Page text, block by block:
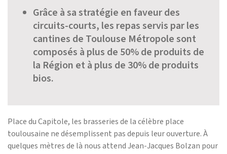
Grâce à sa stratégie en faveur des
circuits-courts, les repas servis par les
cantines de Toulouse Métropole sont
composés à plus de 50% de produits de
la Région et à plus de 30% de produits
bios.
Place du Capitole, les brasseries de la célèbre place
toulousaine ne désemplissent pas depuis leur ouverture. À
quelques mètres de là nous attend Jean-Jacques Bolzan pour